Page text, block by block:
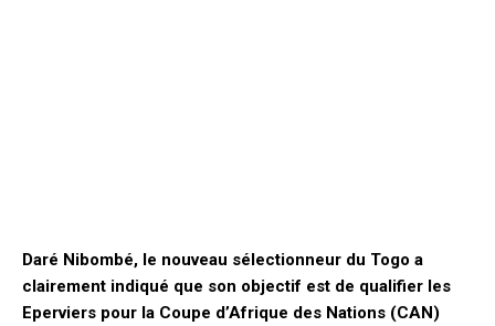
Daré Nibombé, le nouveau sélectionneur du Togo a
clairement indiqué que son objectif est de qualifier les
Eperviers pour la Coupe d’Afrique des Nations (CAN)